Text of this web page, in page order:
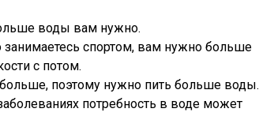
воды вам нужно.
спортом, вам нужно больше
с потом.
поэтому нужно пить больше воды.
потребность в воде может